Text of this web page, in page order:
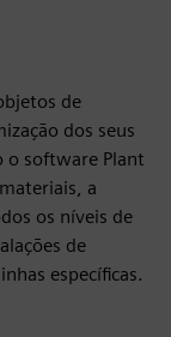
de
dos seus
o software Plant
a
os níveis de
de
específicas.